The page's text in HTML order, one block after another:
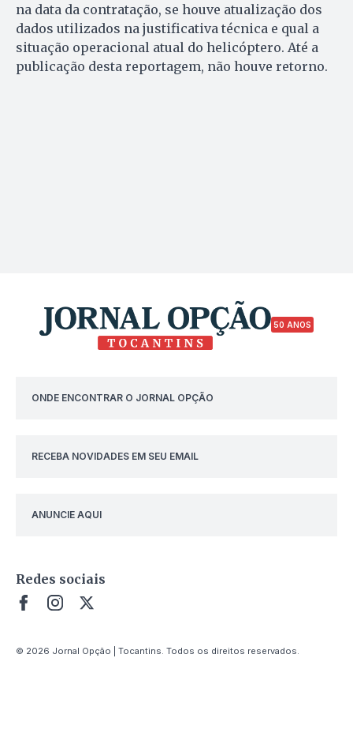
na data da contratação, se houve atualização dos
dados utilizados na justificativa técnica e qual a
situação operacional atual do helicóptero. Até a
publicação desta reportagem, não houve retorno.
50 ANOS
ONDE ENCONTRAR O JORNAL OPÇÃO
RECEBA NOVIDADES EM SEU EMAIL
ANUNCIE AQUI
Redes sociais
© 2026 Jornal Opção | Tocantins. Todos os direitos reservados.